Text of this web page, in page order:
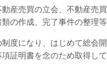
産売買の立会、不動産売
の作成、完了事件の整理等
度になり、はじめて総会
証明書を念のため取得し